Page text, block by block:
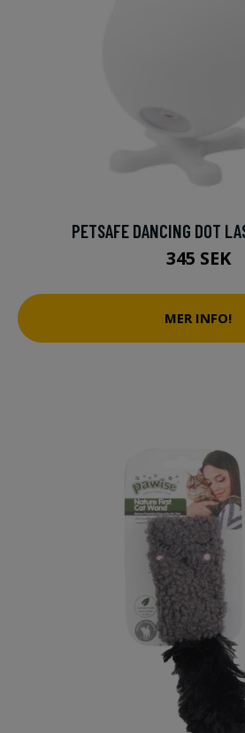
PETSAFE DANCING DOT
345 SEK
MER INFO!